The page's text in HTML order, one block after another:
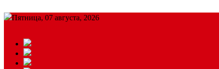
Пятница, 07 августа, 2026